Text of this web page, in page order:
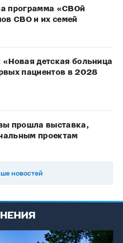
программа «СВОй
СВО и их семей
детская больница
пациентов в 2028
прошла выставка,
проектам
новостей